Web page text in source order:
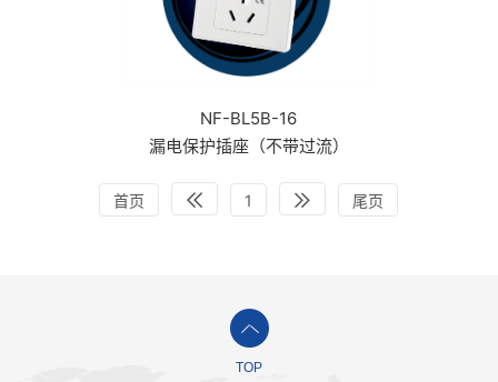
NF-BL5B-16
漏电保护插座（不带过流）
首页 1 尾页
TOP